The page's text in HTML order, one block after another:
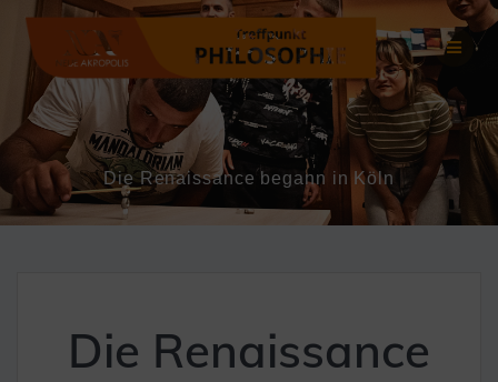
Zum
Inhalt
springen
Die Renaissance begann in Köln
Die Renaissance